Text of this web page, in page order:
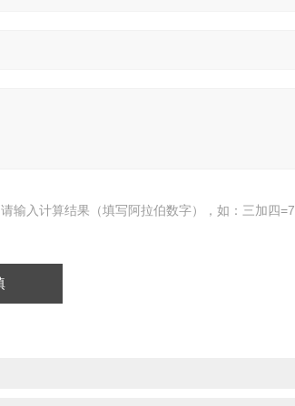
请输入计算结果（填写阿拉伯数字），如：三加四=7